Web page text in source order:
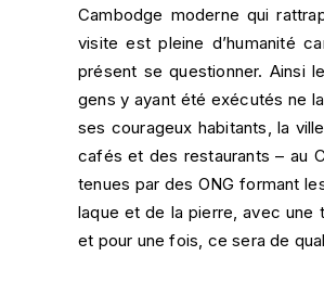
Cambodge moderne qui
visite est pleine d’humanité
présent se questionner. Ainsi
gens y ayant été exécutés ne
ses courageux habitants, la
cafés et des restaurants – au
tenues par des ONG formant
laque et de la pierre, avec une
et pour une fois, ce sera de